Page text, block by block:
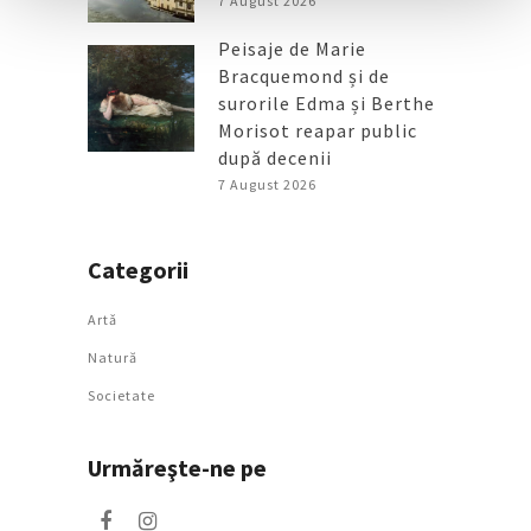
Peisaje de Marie
Bracquemond și de
surorile Edma și Berthe
Morisot reapar public
după decenii
7 August 2026
Categorii
Artǎ
Natură
Societate
Urmăreşte-ne pe